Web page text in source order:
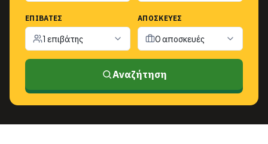
ΕΠΙΒΆΤΕΣ
1 επιβάτης
ΑΠΟΣΚΕΥΈΣ
0 αποσκευές
Αναζήτηση